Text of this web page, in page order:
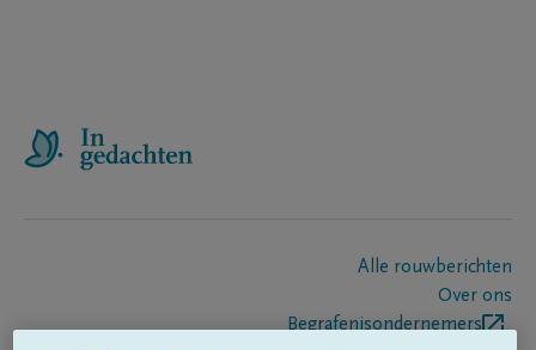
Alle rouwberichten
Over ons
Begrafenisondernemers